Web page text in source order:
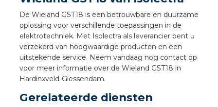
De Wieland GST18 is een betrouwbare en duurzame
oplossing voor verschillende toepassingen in de
elektrotechniek. Met Isolectra als leverancier bent u
verzekerd van hoogwaardige producten en een
uitstekende service. Neem vandaag nog contact op
voor meer informatie over de Wieland GST18 in
Hardinxveld-Giessendam.
Gerelateerde diensten
RST®